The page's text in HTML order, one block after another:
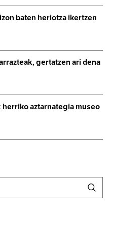
baten heriotza ikertzen
gertatzen ari dena
aztarnategia museo